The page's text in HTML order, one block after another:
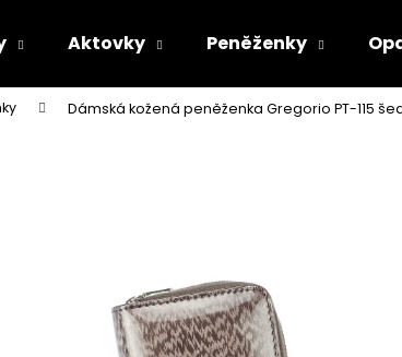
Aktovky Peněženky
Dámská kožená peněženka Gregorio PT-115
Co potřebujete najít?
Doporučujeme